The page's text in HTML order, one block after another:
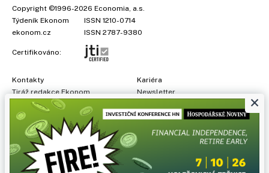
Copyright ©1996-2026 Economia, a.s.
Týdeník Ekonom
ISSN 1210-0714
ekonom.cz
ISSN 2787-9380
Certifikováno:
Kontakty
Tiráž redakce Ekonom
Předplatné
Kariéra
Newsletter
Prohlášení o cookies
Nastavení soukromí
Ochrana osobních údajů
Inzerce
, obchodní garant: Adéla Formáčková +420 739 500 832
×